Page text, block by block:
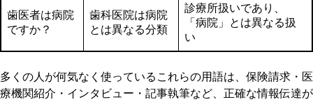
歯医者は病院
ですか？
歯科医院は病院
とは異なる分類
診療所扱いであり、
「病院」とは異なる扱
い
多くの人が何気なく使っているこれらの用語は、保険請求・医
療機関紹介・インタビュー・記事執筆など、正確な情報伝達が